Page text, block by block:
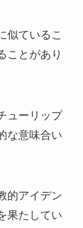
似ているこ
ことがあり
ューリップ
な意味合い
的アイデン
果たしてい